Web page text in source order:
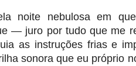
noite nebulosa em
— juro por tudo que me
as instruções frias e
sonora que eu próprio